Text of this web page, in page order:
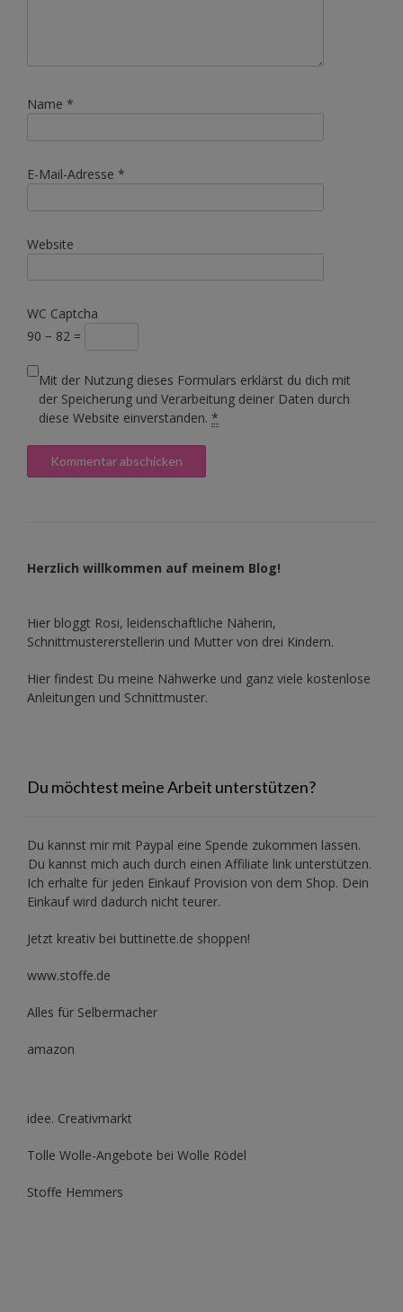
Name *
E-Mail-Adresse *
Website
WC Captcha
90 − 82 =
Mit der Nutzung dieses Formulars erklärst du dich mit
der Speicherung und Verarbeitung deiner Daten durch
diese Website einverstanden. *
Herzlich willkommen auf meinem Blog!
Hier bloggt Rosi, leidenschaftliche Näherin,
Schnittmustererstellerin und Mutter von drei Kindern.
Hier findest Du meine Nähwerke und ganz viele kostenlose
Anleitungen und Schnittmuster.
Du möchtest meine Arbeit unterstützen?
Du kannst mir mit Paypal eine Spende zukommen lassen.
Du kannst mich auch durch einen Affiliate link unterstützen.
Ich erhalte für jeden Einkauf Provision von dem Shop. Dein
Einkauf wird dadurch nicht teurer.
Jetzt kreativ bei buttinette.de shoppen!
www.stoffe.de
Alles für Selbermacher
amazon
idee. Creativmarkt
Tolle Wolle-Angebote bei Wolle Rödel
Stoffe Hemmers